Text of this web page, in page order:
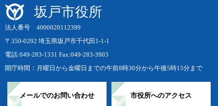
坂戸市役所
法人番号 4000020112399
〒350-0292 埼玉県坂戸市千代田1-1-1
電話:049-283-1331 Fax:049-283-3903
開庁時間：月曜日から金曜日までの午前8時30分から午後5時15分まで
メールでのお問い合わせ 市役所へのアクセス